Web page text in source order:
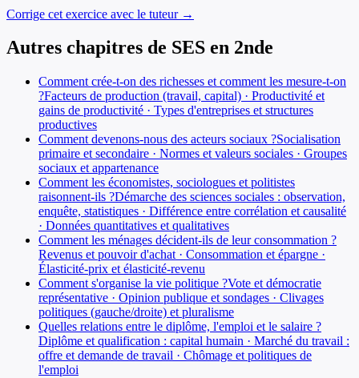
Corrige cet exercice avec le tuteur →
Autres chapitres de SES en 2nde
Comment crée-t-on des richesses et comment les mesure-t-on
?Facteurs de production (travail, capital) · Productivité et
gains de productivité · Types d'entreprises et structures
productives
Comment devenons-nous des acteurs sociaux ?Socialisation
primaire et secondaire · Normes et valeurs sociales · Groupes
sociaux et appartenance
Comment les économistes, sociologues et politistes
raisonnent-ils ?Démarche des sciences sociales : observation,
enquête, statistiques · Différence entre corrélation et causalité
· Données quantitatives et qualitatives
Comment les ménages décident-ils de leur consommation ?
Revenus et pouvoir d'achat · Consommation et épargne ·
Élasticité-prix et élasticité-revenu
Comment s'organise la vie politique ?Vote et démocratie
représentative · Opinion publique et sondages · Clivages
politiques (gauche/droite) et pluralisme
Quelles relations entre le diplôme, l'emploi et le salaire ?
Diplôme et qualification : capital humain · Marché du travail :
offre et demande de travail · Chômage et politiques de
l'emploi